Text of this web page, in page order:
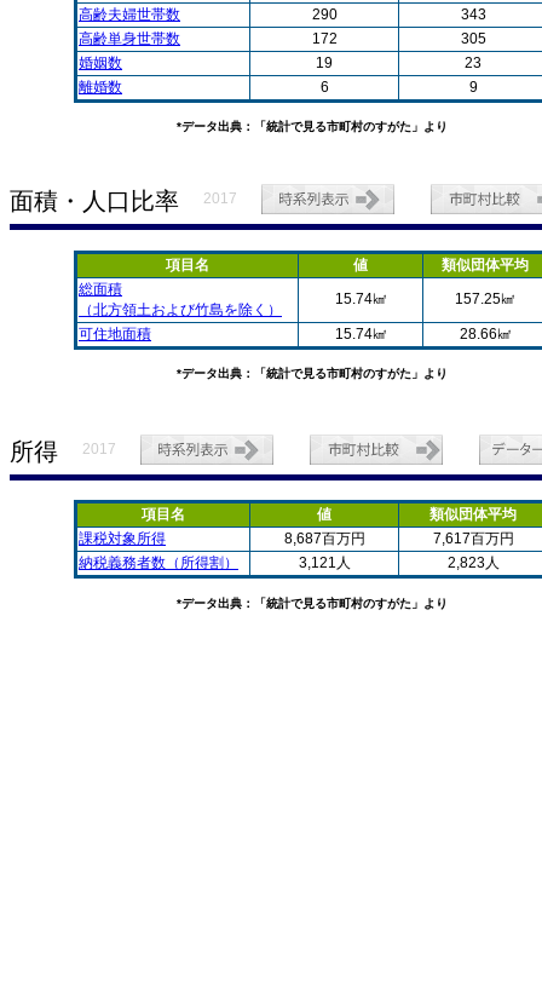
高齢夫婦世帯数
290
343
高齢単身世帯数
172
305
婚姻数
19
23
離婚数
6 9
*データ出典：「統計で見る市町村のすがた」より
面積・人口比率 2017
項目名 値
類似団体平均
総面積
（北方領土および竹島を除く）
15.74㎢ 157.25㎢
可住地面積 15.74㎢ 28.66㎢
*データ出典：「統計で見る市町村のすがた」より
所得 2017
項目名 値
類似団体平均
課税対象所得
8,687百万円
7,617百万円
納税義務者数（所得割）
3,121人 2,823人
*データ出典：「統計で見る市町村のすがた」より